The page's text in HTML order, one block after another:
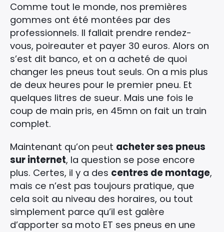
Comme tout le monde, nos premières
gommes ont été montées par des
professionnels. Il fallait prendre rendez-
vous, poireauter et payer 30 euros. Alors on
s’est dit banco, et on a acheté de quoi
changer les pneus tout seuls. On a mis plus
de deux heures pour le premier pneu. Et
quelques litres de sueur. Mais une fois le
coup de main pris, en 45mn on fait un train
complet.
Maintenant qu’on peut acheter ses pneus
sur internet, la question se pose encore
plus. Certes, il y a des centres de montage,
mais ce n’est pas toujours pratique, que
cela soit au niveau des horaires, ou tout
simplement parce qu’il est galère
d’apporter sa moto ET ses pneus en une